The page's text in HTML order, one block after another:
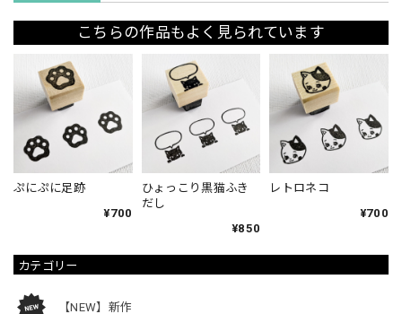
カテゴリー
【NEW】新作
こちらの作品もよく見られています
ぷにぷに足跡
¥700
ひょっこり黒猫ふき
だし
¥850
レトロネコ
¥700